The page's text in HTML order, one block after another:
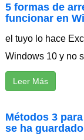
5 formas de
funcionar en
el tuyo lo hace
Windows 10 y no
Leer Más
Métodos 3
se ha guardado